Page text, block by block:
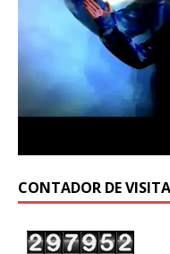
CONTADOR DE